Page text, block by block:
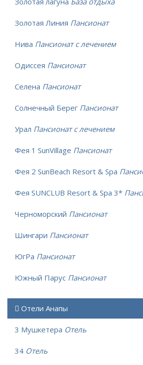
Золотая Линия Пансионат
Нива Пансионат с лечением
Одиссея Пансионат
Селена Пансионат
Солнечный Берег Пансионат
Урал Пансионат с лечением
Фея 1 SunVillage Пансионат
Фея 2 SunBeach Resort & Spa
Фея SUNCLUB Resort & Spa 3*
Черноморский Пансионат
Шингари Пансионат
ЮгРа Пансионат
Южный Парус Пансионат
Отели Анапы
3 Мушкетера Отель
34 Отель